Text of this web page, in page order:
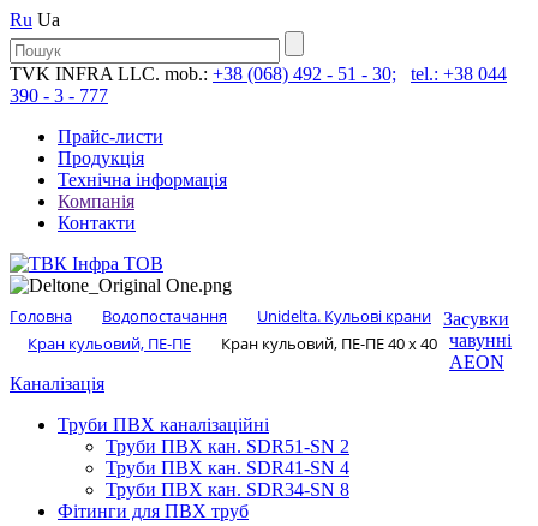
Ru Ua
TVK INFRA LLC. mob.: +38 (068) 492 - 51 - 30;
tel.: +38 044
390 - 3 - 777
Прайс-листи
Продукція
Технічна інформація
Компанія
Контакти
Головна Водопостачання
Unidelta. Кульові крани
Кран кульовий, ПЕ-ПЕ
Кран кульовий, ПЕ-ПЕ 40 x 40
Засувки
чавунні
AEON
Каналізація
Труби ПВХ каналізаційні
Труби ПВХ кан. SDR51-SN 2
Труби ПВХ кан. SDR41-SN 4
Труби ПВХ кан. SDR34-SN 8
Фітинги для ПВХ труб